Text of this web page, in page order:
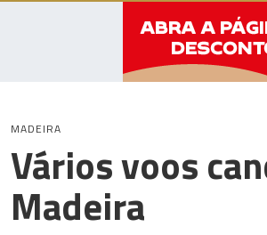
MADEIRA
Vários voos
Madeira